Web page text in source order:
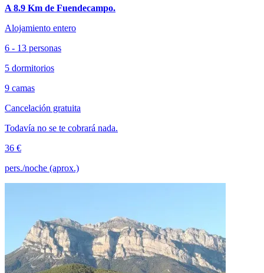
A 8.9 Km de Fuendecampo.
Alojamiento entero
6 - 13 personas
5 dormitorios
9 camas
Cancelación gratuita
Todavía no se te cobrará nada.
36 €
pers./noche (aprox.)